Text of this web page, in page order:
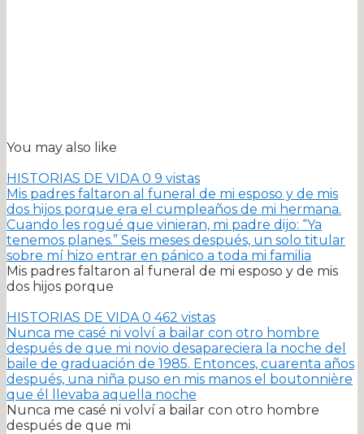
You may also like
HISTORIAS DE VIDA0 9 vistas
Mis padres faltaron al funeral de mi esposo y de mis
dos hijos porque era el cumpleaños de mi hermana.
Cuando les rogué que vinieran, mi padre dijo: “Ya
tenemos planes.” Seis meses después, un solo titular
sobre mí hizo entrar en pánico a toda mi familia
Mis padres faltaron al funeral de mi esposo y de mis
dos hijos porque
HISTORIAS DE VIDA0 462 vistas
Nunca me casé ni volví a bailar con otro hombre
después de que mi novio desapareciera la noche del
baile de graduación de 1985. Entonces, cuarenta años
después, una niña puso en mis manos el boutonnière
que él llevaba aquella noche
Nunca me casé ni volví a bailar con otro hombre
después de que mi